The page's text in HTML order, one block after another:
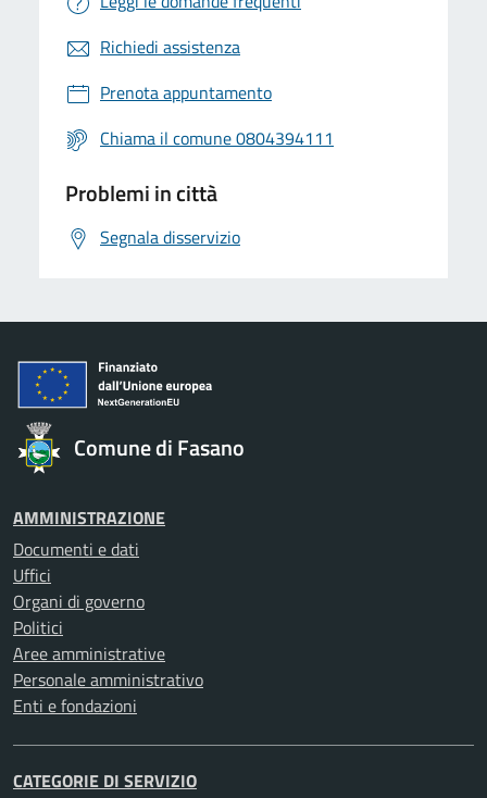
Richiedi assistenza
Prenota appuntamento
Chiama il comune 0804394111
Problemi in città
Segnala disservizio
Comune di Fasano
AMMINISTRAZIONE
Documenti e dati
Uffici
Organi di governo
Politici
Aree amministrative
Personale amministrativo
Enti e fondazioni
CATEGORIE DI SERVIZIO